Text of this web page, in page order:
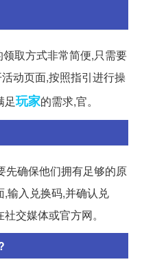
取方式非常简便,只需要
动页面,按照指引进行操
足玩家的需求,官。
先确保他们拥有足够的原
输入兑换码,并确认兑
交媒体或官方网。